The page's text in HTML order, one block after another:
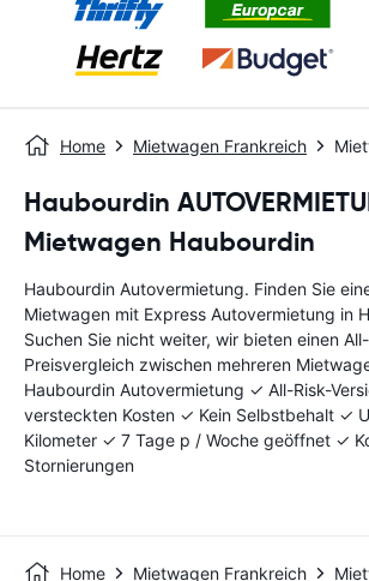
Home Mietwagen Frankreich
Haubourdin
Mietwagen Haubourdin
Haubourdin Autovermietung. Finden Sie
Mietwagen mit Express Autovermietung in
Suchen Sie nicht weiter, wir bieten einen
Preisvergleich zwischen mehreren
Haubourdin Autovermietung ✓ All-Risk-
versteckten Kosten ✓ Kein Selbstbehalt ✓
Kilometer ✓ 7 Tage p / Woche geöffnet ✓
Stornierungen
Home Mietwagen Frankreich